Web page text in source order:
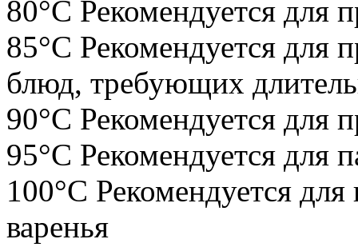
80°С Рекомендуется для
85°С Рекомендуется для
блюд, требующих
90°С Рекомендуется для
95°С Рекомендуется для
100°С Рекомендуется для
варенья